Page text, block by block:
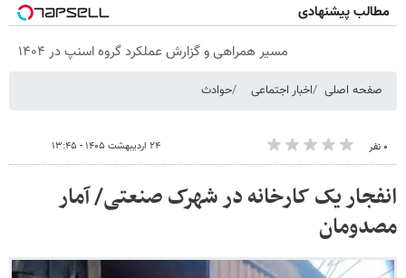
مطالب پیشنهادی
مسیر همراهی و گزارش عملکرد گروه اسنپ در ۱۴۰۴
صفحه اصلی اخبار اجتماعی حوادث
۰ نفر ۲۴ اردیبهشت ۱۴۰۵ - ۱۳:۴۵
انفجار یک کارخانه‌ در شهرک صنعتی/ آمار
مصدومان